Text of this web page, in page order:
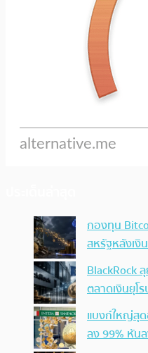
กองทุน
สหรัฐหลังเงิ
BlackRock
ตลาดเงินยุโ
แบงก์ใหญ่สุ
ลง 99% หัน